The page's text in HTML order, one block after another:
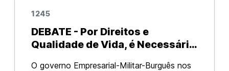
1245
DEBATE - Por Direitos e
Qualidade de Vida, é Necessário
O governo Empresarial-Militar-Burguês nos